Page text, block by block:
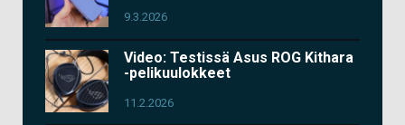
9.3.2026
Video: Testissä Asus ROG Kithara
-pelikuulokkeet
11.2.2026